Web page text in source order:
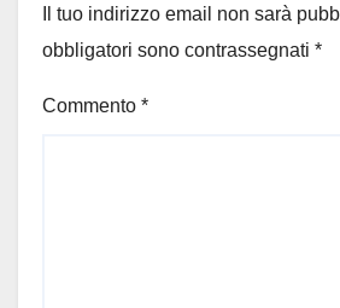
Il tuo indirizzo email non sarà
obbligatori sono contrassegnati *
Commento *